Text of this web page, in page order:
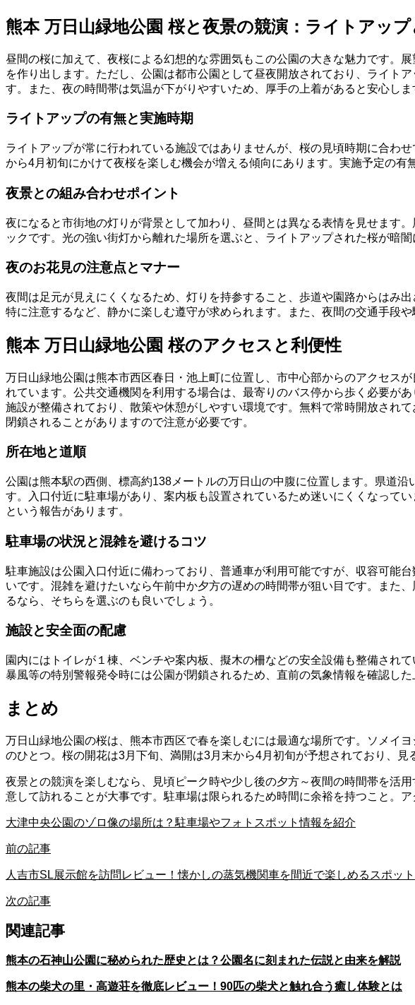
熊本 万日山緑地公園 桜と夜景の競演：ライトアッ
昼間の桜に加えて、夜桜による幻想的な雰囲気もこの公園の大きな魅力です。
を作り出します。ただし、公園は都市公園として昼夜開放されており、ライト
す。また、夜の時間帯は気温が下がりやすいため、厚手の上着があると安心しま
ライトアップの有無と実施時期
ライトアップが常に行われている施設ではありませんが、桜の見頃時期に合わ
から4月初旬にかけて夜桜を楽しむ機会が増える傾向にあります。実施予定の有
夜景との組み合わせポイント
夜になると市街地の灯りが背景として加わり、昼間とは異なる表情を見せます
ックです。光の強い街灯から離れた場所を選ぶと、ライトアップされた桜が暗
夜のお花見の注意点とマナー
夜間は足元が見えにくくなるため、灯りを持参すること、歩道や園路からはみ
特に注意するなど、静かに楽しむ遵守が求められます。また、夜間の交通手段
熊本 万日山緑地公園 桜のアクセスと利便性
万日山緑地公園は熊本市西区春日・池上町に位置し、市中心部からのアクセス
れています。公共交通機関を利用する場合は、最寄りのバス停から歩く必要が
施設が整備されており、散策や休憩がしやすい環境です。無料で常時開放され
閉鎖されることがありますので注意が必要です。
所在地と道順
公園は熊本駅の西側、標高約138メートルの万日山の中腹に位置します。県道
す。入口付近に駐車場があり、案内板も設置されているため迷いにくくなって
という報告があります。
駐車場の状況と混雑を避けるコツ
駐車施設は公園入口付近に備わっており、普通車が利用可能ですが、収容可能
いです。混雑を避けたいなら午前中か夕方の遅めの時間帯が狙い目です。また
るなら、そちらを選ぶのも良いでしょう。
施設と安全面の配慮
園内にはトイレが１棟、ベンチや案内板、擬木の柵などの安全設備も整備され
暴風等の特別警報発令時には公園が閉鎖されるため、直前の気象情報を確認した
まとめ
万日山緑地公園の桜は、熊本市西区で春を楽しむには最適な場所です。ソメイ
のひとつ。桜の開花は3月下旬、満開は3月末から4月初旬が予想されており、見
夜景との競演を楽しむなら、見頃ピーク時や少し後の夕方～夜間の時間帯を活
意して訪れることが大事です。駐車場は限られるため時間に余裕を持つこと。
大津中央公園のゾロ像の場所は？駐車場やフォトスポット情報を紹介
前の記事
人吉市SL展示館を訪問レビュー！懐かしの蒸気機関車を間近で楽しめるスポット
次の記事
関連記事
熊本の石神山公園に秘められた歴史とは？公園名に刻まれた伝説と由来を解説
熊本の柴犬の里・高遊荘を徹底レビュー！90匹の柴犬と触れ合う癒し体験とは